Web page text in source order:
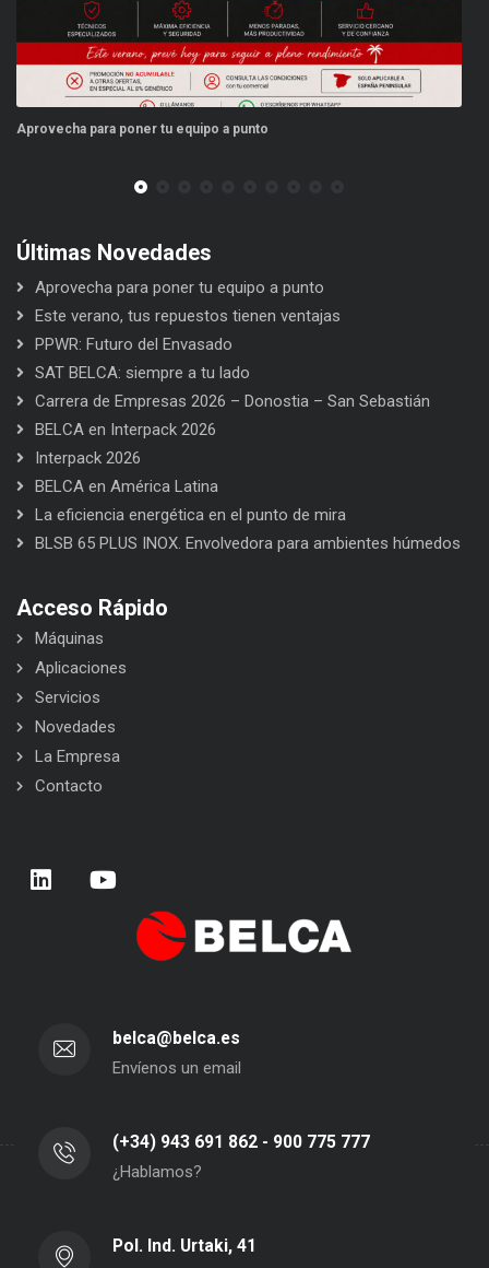
para poner tu equipo a punto
Últimas Novedades
Aprovecha para poner tu equipo a punto
Este verano, tus repuestos tienen ventajas
PPWR: Futuro del Envasado
SAT BELCA: siempre a tu lado
Carrera de Empresas 2026 – Donostia – San Sebastián
BELCA en Interpack 2026
Interpack 2026
BELCA en América Latina
La eficiencia energética en el punto de mira
BLSB 65 PLUS INOX. Envolvedora para ambientes húmedos
Acceso Rápido
Máquinas
Aplicaciones
Servicios
Novedades
La Empresa
Contacto
belca@belca.es
Envíenos un email
(+34) 943 691 862 - 900 775 777
¿Hablamos?
Pol. Ind. Urtaki, 41